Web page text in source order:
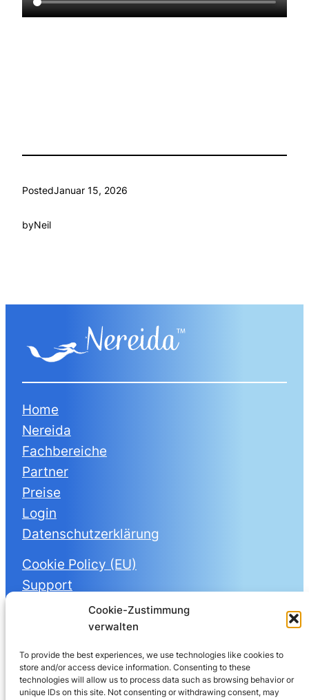
Cookie-Zustimmung
verwalten
To provide the best experiences, we use technologies like cookies to
store and/or access device information. Consenting to these
technologies will allow us to process data such as browsing behavior or
unique IDs on this site. Not consenting or withdrawing consent, may
PostedJanuar 15, 2026
byNeil
Home
Nereida
Fachbereiche
Partner
Preise
Login
Datenschutzerklärung
Cookie Policy (EU)
Support
Logos & Flyers
Hier kannst duNereidas
Newsletter abonnieren